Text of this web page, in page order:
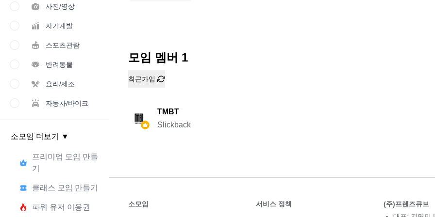
사진/영상
자기계발
스포츠관람
반려동물
요리/제조
자동차/바이크
소모임 더보기 ▼
프리미엄 모임 만들
기
클래스 모임 만들기
파워 유저 이용권
모임 멤버 1
최근가입
TMBT
Slickback
소모임 서비스 정책
(주)프렌즈큐브